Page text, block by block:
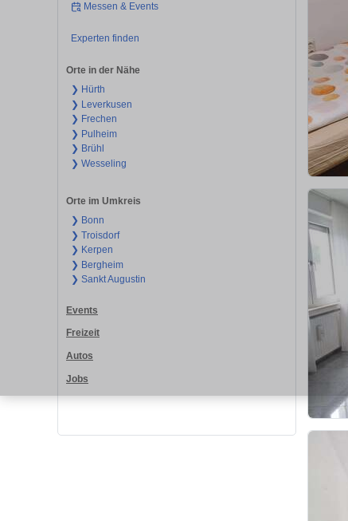
Messen & Events
Experten finden
Orte in der Nähe
❯ Hürth
❯ Leverkusen
❯ Frechen
❯ Pulheim
❯ Brühl
❯ Wesseling
Orte im Umkreis
❯ Bonn
❯ Troisdorf
❯ Kerpen
❯ Bergheim
❯ Sankt Augustin
Events
Freizeit
Autos
Jobs